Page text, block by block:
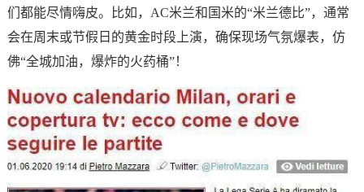
们都能尽情嗨皮。比如，AC米兰和国米的“米兰德比”，通常
会在周末或节假日的黄金时段上演，确保现场气氛爆表，仿
佛“全城加油，爆炸的火药桶”！